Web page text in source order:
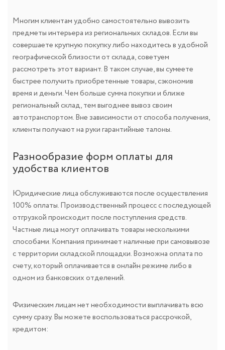
Многим клиентам удобно самостоятельно вывозить
предметы интерьера из региональных складов. Если вы
совершаете крупную покупку либо находитесь в удобной
географической близости от склада, советуем
рассмотреть этот вариант. В таком случае, вы сумеете
быстрее получить приобретенные товары, сэкономив
время и деньги. Чем больше сумма покупки и ближе
региональный склад, тем выгоднее вывоз своим
автотранспортом. Вне зависимости от способа получения,
клиенты получают на руки гарантийные талоны.
Разнообразие форм оплаты для
удобства клиентов
Юридические лица обслуживаются после осуществления
100% оплаты. Производственный процесс с последующей
отгрузкой происходит после поступления средств.
Частные лица могут оплачивать товары несколькими
способами. Компания принимает наличные при самовывозе
с территории складской площадки. Возможна оплата по
счету, который оплачивается в онлайн режиме либо в
одном из банковских отделений.
Физическим лицам нет необходимости выплачивать всю
сумму сразу. Вы можете воспользоваться рассрочкой,
кредитом: